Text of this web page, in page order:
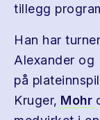
tillegg
Han har
Alexander og
på
Kruger, Mohr